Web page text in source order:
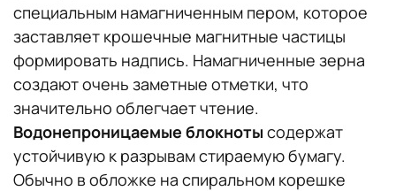
специальным намагниченным пером, которое
заставляет крошечные магнитные частицы
формировать надпись. Намагниченные зерна
создают очень заметные отметки, что
значительно облегчает чтение.
Водонепроницаемые блокноты содержат
устойчивую к разрывам стираемую бумагу.
Обычно в обложке на спиральном корешке